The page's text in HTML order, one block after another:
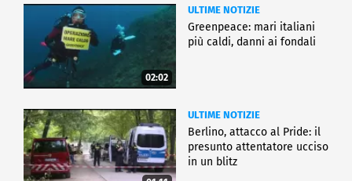
02:02
ULTIME NOTIZIE
Greenpeace: mari italiani
più caldi, danni ai fondali
ULTIME NOTIZIE
Berlino, attacco al Pride: il
presunto attentatore ucciso
in un blitz